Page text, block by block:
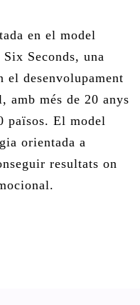
en el model
Seconds, una
el desenvolupament
amb més de 20 anys
països. El model
orientada a
resultats on